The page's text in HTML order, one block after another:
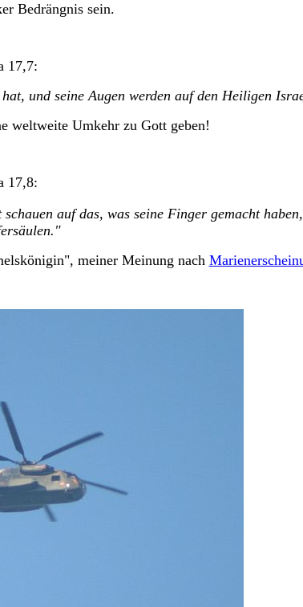
Bedrängnis sein.
17,7:
und seine Augen werden auf den Heiligen
weltweite Umkehr zu Gott geben!
17,8:
auf das, was seine Finger gemacht
meiner Meinung nach